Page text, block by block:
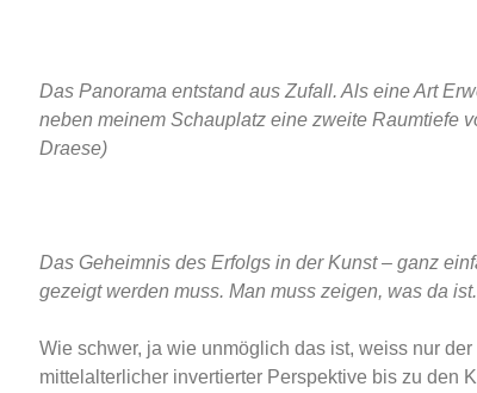
Das Panorama entstand aus Zufall. Als eine Art
neben meinem Schauplatz eine zweite Raumtiefe
Draese)
Das Geheimnis des Erfolgs in der Kunst – ganz
gezeigt werden muss. Man muss zeigen, was da ist.
Wie schwer, ja wie unmöglich das ist, weiss nur
mittelalterlicher invertierter Perspektive bis zu den